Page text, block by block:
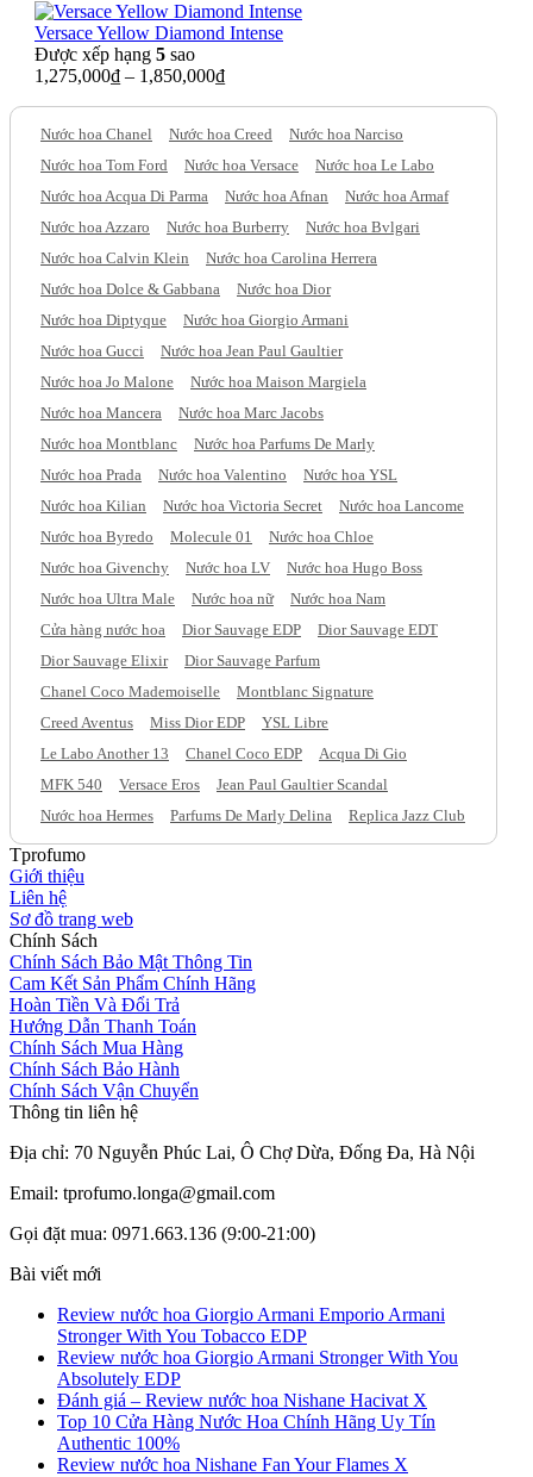
Versace Yellow Diamond Intense
Được xếp hạng 5 sao
1,275,000₫ – 1,850,000₫
Nước hoa Chanel Nước hoa Creed
Nước hoa Narciso
Nước hoa Tom Ford
Nước hoa Versace
Nước hoa Le Labo
Nước hoa Acqua Di Parma
Nước hoa Afnan
Nước hoa Armaf
Nước hoa Azzaro
Nước hoa Burberry
Nước hoa Bvlgari
Nước hoa Calvin Klein
Nước hoa Carolina Herrera
Nước hoa Dolce & Gabbana
Nước hoa Dior
Nước hoa Diptyque
Nước hoa Giorgio Armani
Nước hoa Gucci
Nước hoa Jean Paul Gaultier
Nước hoa Jo Malone
Nước hoa Maison Margiela
Nước hoa Mancera
Nước hoa Marc Jacobs
Nước hoa Montblanc
Nước hoa Parfums De Marly
Nước hoa Prada
Nước hoa Valentino
Nước hoa YSL
Nước hoa Kilian
Nước hoa Victoria Secret
Nước hoa Lancome
Nước hoa Byredo
Molecule 01
Nước hoa Chloe
Nước hoa Givenchy
Nước hoa LV
Nước hoa Hugo Boss
Nước hoa Ultra Male
Nước hoa nữ
Nước hoa Nam
Cửa hàng nước hoa
Dior Sauvage EDP
Dior Sauvage EDT
Dior Sauvage Elixir
Dior Sauvage Parfum
Chanel Coco Mademoiselle
Montblanc Signature
Creed Aventus
Miss Dior EDP
YSL Libre
Le Labo Another 13
Chanel Coco EDP
Acqua Di Gio
MFK 540
Versace Eros
Jean Paul Gaultier Scandal
Nước hoa Hermes
Parfums De Marly Delina Replica Jazz Club
Tprofumo
Giới thiệu
Liên hệ
Sơ đồ trang web
Chính Sách
Chính Sách Bảo Mật Thông Tin
Cam Kết Sản Phẩm Chính Hãng
Hoàn Tiền Và Đổi Trả
Hướng Dẫn Thanh Toán
Chính Sách Mua Hàng
Chính Sách Bảo Hành
Chính Sách Vận Chuyển
Thông tin liên hệ
Địa chỉ: 70 Nguyễn Phúc Lai, Ô Chợ Dừa, Đống Đa, Hà Nội
Email: tprofumo.longa@gmail.com
Gọi đặt mua: 0971.663.136 (9:00-21:00)
Bài viết mới
Review nước hoa Giorgio Armani Emporio Armani
Stronger With You Tobacco EDP
Review nước hoa Giorgio Armani Stronger With You
Absolutely EDP
Đánh giá – Review nước hoa Nishane Hacivat X
Top 10 Cửa Hàng Nước Hoa Chính Hãng Uy Tín
Authentic 100%
Review nước hoa Nishane Fan Your Flames X